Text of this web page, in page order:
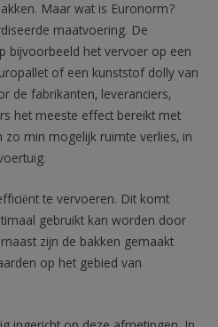
Maar wat is Euronorm?
maatvoering. De
bijvoorbeeld het vervoer op een
of een kunststof dolly van
de fabrikanten, leveranciers,
het meeste effect bereikt met
min mogelijk ruimte verlies, in
te vervoeren. Dit komt
gebruikt kan worden door
zijn de bakken gemaakt
op het gebied van